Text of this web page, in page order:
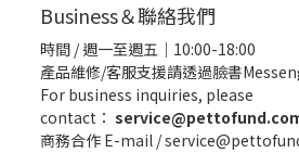
Business＆聯絡我們
時間 / 週一至週五｜10:00-18:00
產品維修/客服支援請透過臉書
For business inquiries, please
contact：
商務合作 E-mail /